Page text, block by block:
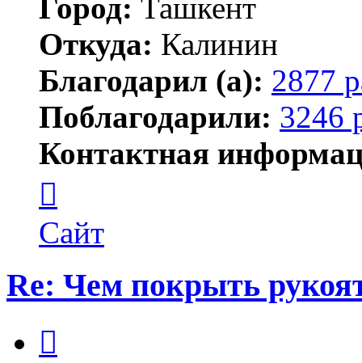
Город: Ташкент
Откуда: Калинин
Благодарил (а): 2877
Поблагодарили: 3246
Контактная
пользователя
Maks42
Сайт
Re: Чем покрыть